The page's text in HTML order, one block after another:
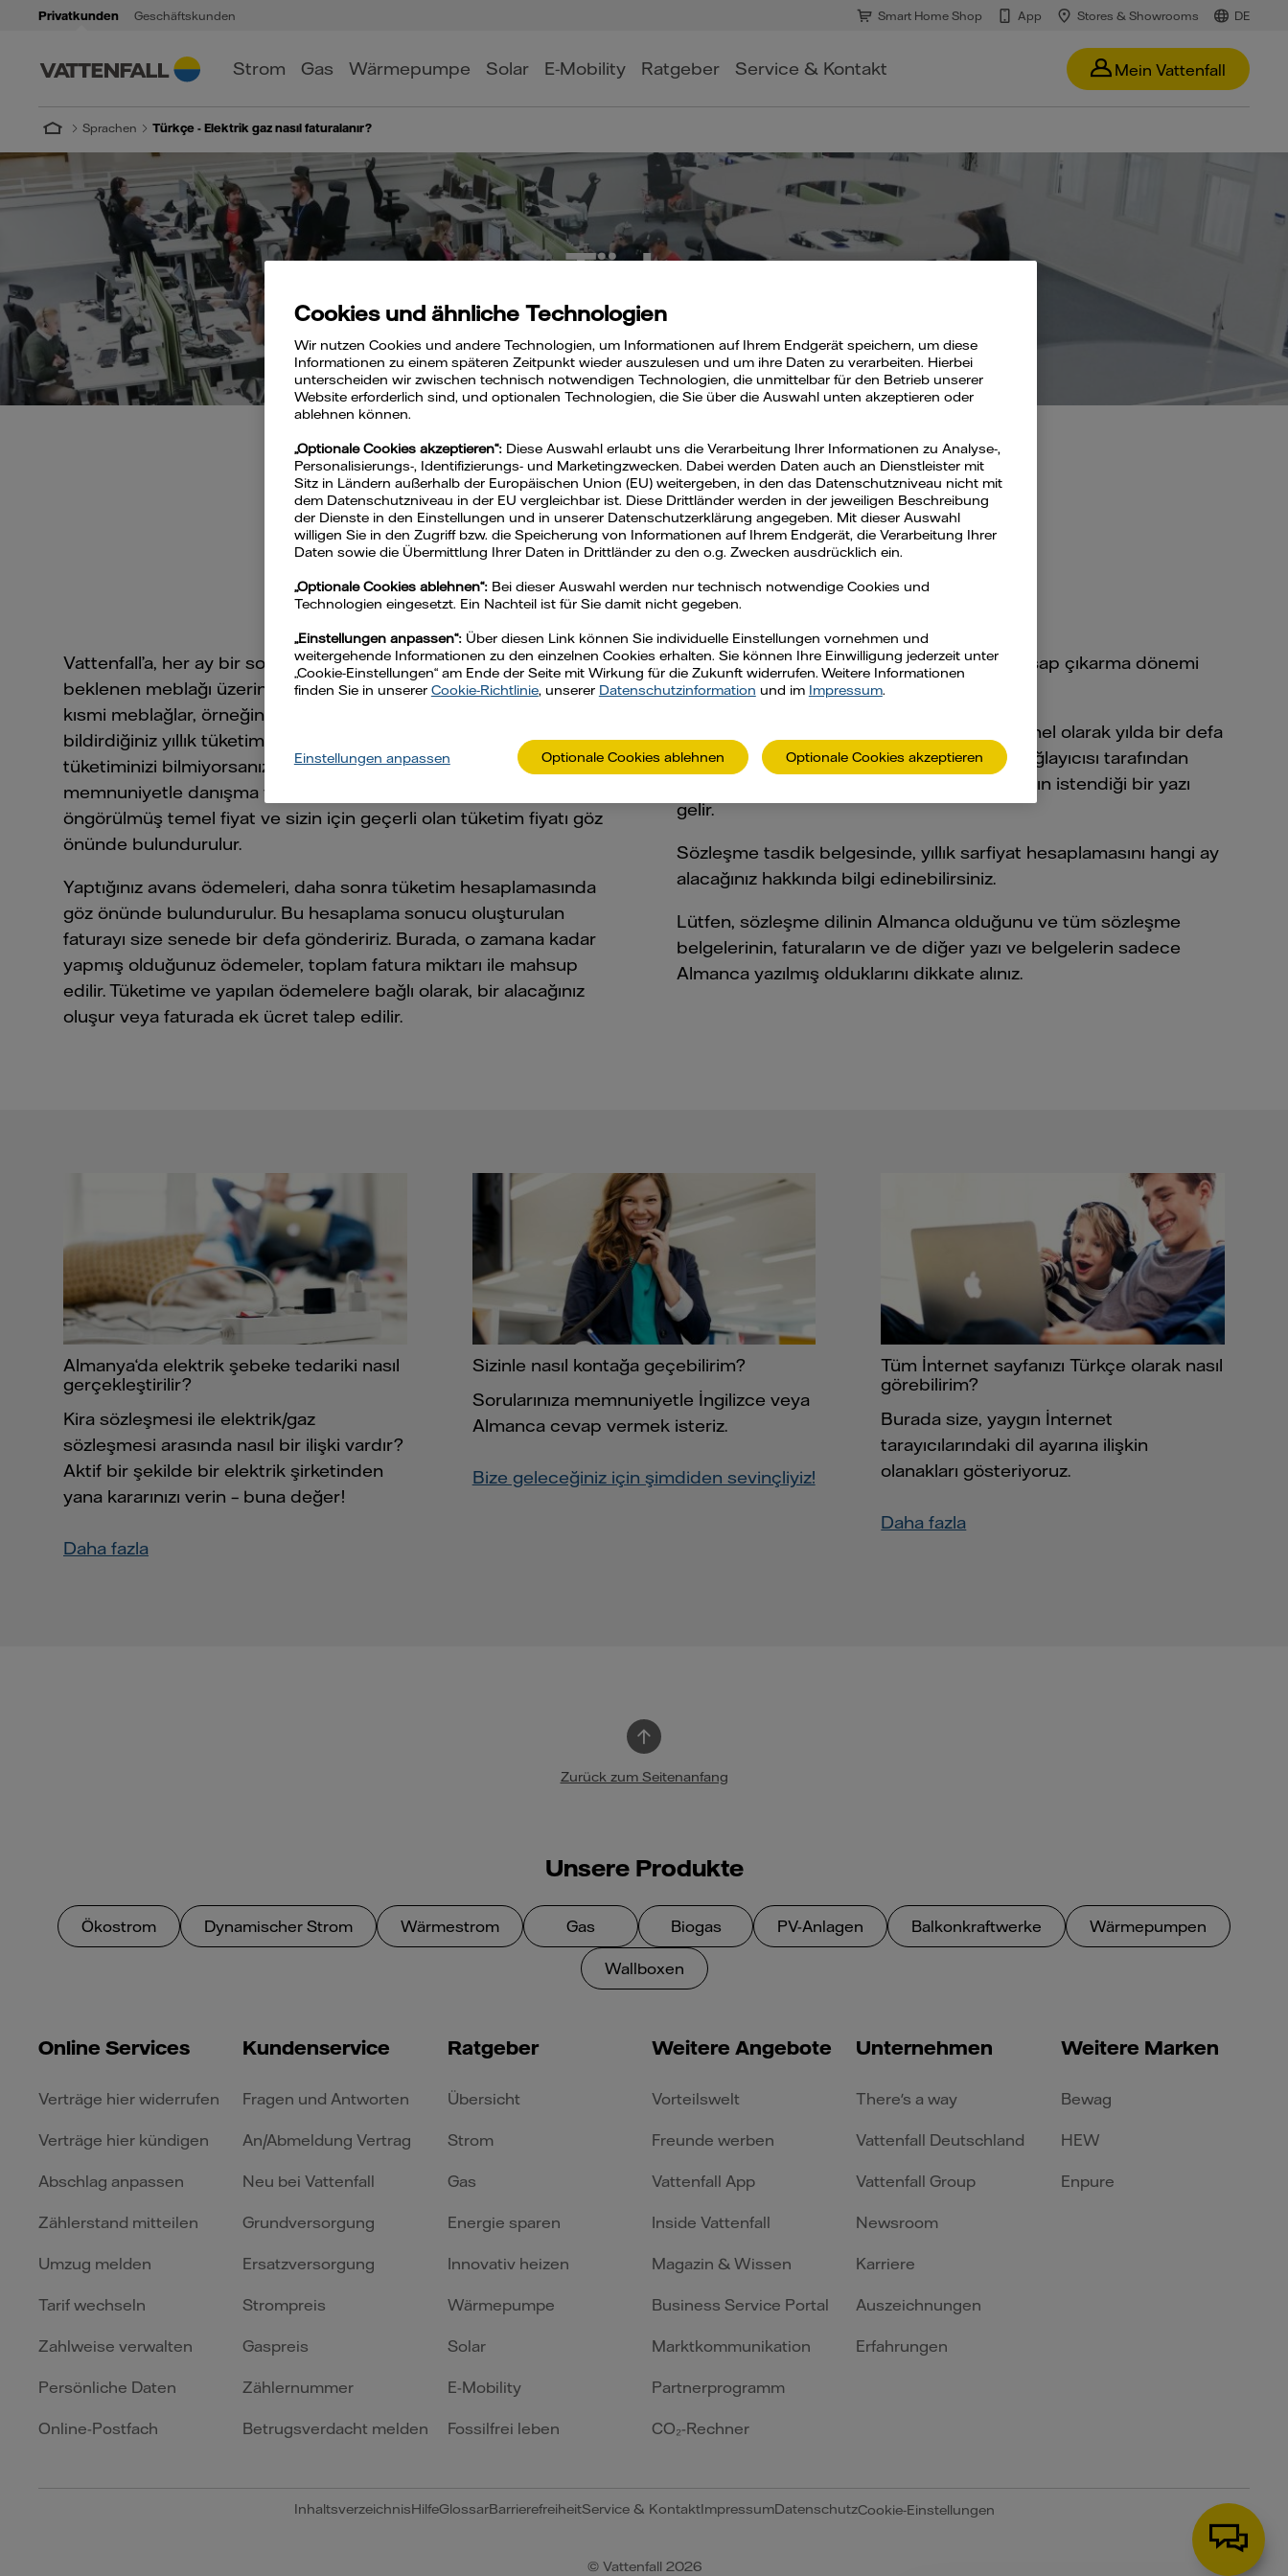
Privatkunden Geschäftskunden Smart Home Shop App Stores & Showrooms DE
Strom Gas Wärmepumpe Solar E-Mobility Ratgeber Service & Kontakt Mein Vattenfall
Sprachen Türkçe - Elektrik gaz nasıl faturalanır?
Türkçe
Elektrik/gaz nasıl faturalanır?
Faturanızın şekli nasıldır?
Vattenfall’a, her ay bir sonraki elektrik veya gaz faturanızın
beklenen meblağı üzerinden bir avans ödemesi yaparsınız. Bu
kısmi meblağlar, örneğin görevlendirme emri oluşturma sırasında
bildirdiğiniz yıllık tüketim miktarı sayesinde hesaplanır. Yıllık
tüketiminizi bilmiyorsanız, size beklenen tüketiminize ilişkin olarak
memnuniyetle danışma veririz. Hesaplama sırasında, aybaşına
öngörülmüş temel fiyat ve sizin için geçerli olan tüketim fiyatı göz
önünde bulundurulur.
Yaptığınız avans ödemeleri, daha sonra tüketim hesaplamasında
göz önünde bulundurulur. Bu hesaplama sonucu oluşturulan
faturayı size senede bir defa göndeririz. Burada, o zamana kadar
yapmış olduğunuz ödemeler, toplam fatura miktarı ile mahsup
edilir. Tüketime ve yapılan ödemelere bağlı olarak, bir alacağınız
oluşur veya faturada ek ücret talep edilir.
Gerçek tüketimiz temelinde, bir sonraki hesap çıkarma dönemi
için size bir avans ödemesi planı gönderilir.
Gerçek tüketiminizi saptamak amacıyla, genel olarak yılda bir defa
elektrik veya gaz sayacınız ilgili ağ servis sağlayıcısı tarafından
okunur veya size bunu kendinizin yapmasının istendiği bir yazı
gelir.
Sözleşme tasdik belgesinde, yıllık sarfiyat hesaplamasını hangi ay
alacağınız hakkında bilgi edinebilirsiniz.
Lütfen, sözleşme dilinin Almanca olduğunu ve tüm sözleşme
belgelerinin, faturaların ve de diğer yazı ve belgelerin sadece
Almanca yazılmış olduklarını dikkate alınız.
Almanya‘da elektrik şebeke tedariki nasıl
gerçekleştirilir?
Kira sözleşmesi ile elektrik/gaz
sözleşmesi arasında nasıl bir ilişki vardır?
Aktif bir şekilde bir elektrik şirketinden
yana kararınızı verin – buna değer!
Daha fazla
Sizinle nasıl kontağa geçebilirim?
Sorularınıza memnuniyetle İngilizce veya
Almanca cevap vermek isteriz.
Bize geleceğiniz için şimdiden sevinçliyiz!
Tüm İnternet sayfanızı Türkçe olarak nasıl
görebilirim?
Burada size, yaygın İnternet
tarayıcılarındaki dil ayarına ilişkin
olanakları gösteriyoruz.
Daha fazla
Zurück zum Seitenanfang
Unsere Produkte
Ökostrom Dynamischer Strom Wärmestrom Gas Biogas PV-Anlagen Balkonkraftwerke Wärmepumpen
Wallboxen
Online Services
Verträge hier widerrufen
Verträge hier kündigen
Abschlag anpassen
Zählerstand mitteilen
Umzug melden
Tarif wechseln
Zahlweise verwalten
Persönliche Daten
Online-Postfach
Kundenservice
Fragen und Antworten
An/Abmeldung Vertrag
Neu bei Vattenfall
Grundversorgung
Ersatzversorgung
Strompreis
Gaspreis
Zählernummer
Betrugsverdacht melden
Ratgeber
Übersicht
Strom
Gas
Energie sparen
Innovativ heizen
Wärmepumpe
Solar
E-Mobility
Fossilfrei leben
Weitere Angebote
Vorteilswelt
Freunde werben
Vattenfall App
Inside Vattenfall
Magazin & Wissen
Business Service Portal
Marktkommunikation
Partnerprogramm
CO₂-Rechner
Unternehmen
There's a way
Vattenfall Deutschland
Vattenfall Group
Newsroom
Karriere
Auszeichnungen
Erfahrungen
Weitere Marken
Bewag
HEW
Enpure
InhaltsverzeichnisHilfeGlossarBarrierefreiheitService & KontaktImpressumDatenschutzCookie-Einstellungen
© Vattenfall 2026
Cookies und ähnliche Technologien
Wir nutzen Cookies und andere Technologien, um Informationen auf Ihrem Endgerät speichern, um diese
Informationen zu einem späteren Zeitpunkt wieder auszulesen und um ihre Daten zu verarbeiten. Hierbei
unterscheiden wir zwischen technisch notwendigen Technologien, die unmittelbar für den Betrieb unserer
Website erforderlich sind, und optionalen Technologien, die Sie über die Auswahl unten akzeptieren oder
ablehnen können.
„Optionale Cookies akzeptieren“:Diese Auswahl erlaubt uns die Verarbeitung Ihrer Informationen zu Analyse-,
Personalisierungs-, Identifizierungs- und Marketingzwecken. Dabei werden Daten auch an Dienstleister mit
Sitz in Ländern außerhalb der Europäischen Union (EU) weitergeben, in den das Datenschutzniveau nicht mit
dem Datenschutzniveau in der EU vergleichbar ist. Diese Drittländer werden in der jeweiligen Beschreibung
der Dienste in den Einstellungen und in unserer Datenschutzerklärung angegeben. Mit dieser Auswahl
willigen Sie in den Zugriff bzw. die Speicherung von Informationen auf Ihrem Endgerät, die Verarbeitung Ihrer
Daten sowie die Übermittlung Ihrer Daten in Drittländer zu den o.g. Zwecken ausdrücklich ein.
„Optionale Cookies ablehnen“: Bei dieser Auswahl werden nur technisch notwendige Cookies und
Technologien eingesetzt. Ein Nachteil ist für Sie damit nicht gegeben.
„Einstellungen anpassen“: Über diesen Link können Sie individuelle Einstellungen vornehmen und
weitergehende Informationen zu den einzelnen Cookies erhalten. Sie können Ihre Einwilligung jederzeit unter
„Cookie-Einstellungen“ am Ende der Seite mit Wirkung für die Zukunft widerrufen. Weitere Informationen
finden Sie in unserer Cookie-Richtlinie, unserer Datenschutzinformation und im Impressum.
Einstellungen anpassen Optionale Cookies ablehnen Optionale Cookies akzeptieren